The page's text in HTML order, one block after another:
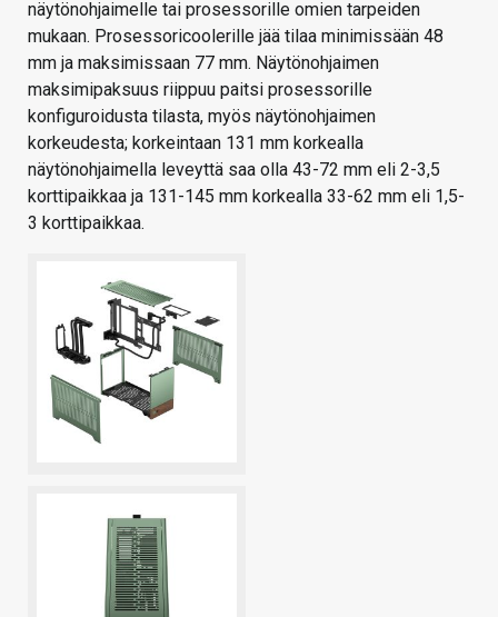
näytönohjaimelle tai prosessorille omien tarpeiden
mukaan. Prosessoricoolerille jää tilaa minimissään 48
mm ja maksimissaan 77 mm. Näytönohjaimen
maksimipaksuus riippuu paitsi prosessorille
konfiguroidusta tilasta, myös näytönohjaimen
korkeudesta; korkeintaan 131 mm korkealla
näytönohjaimella leveyttä saa olla 43-72 mm eli 2-3,5
korttipaikkaa ja 131-145 mm korkealla 33-62 mm eli 1,5-
3 korttipaikkaa.